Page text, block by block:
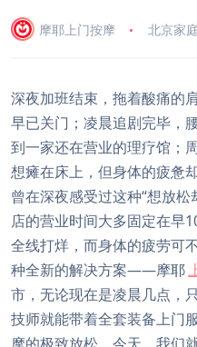
摩耶上门按摩 北京家
深夜加班结束，拖着酸痛的
早已关门；凌晨追剧完毕，
到一家还在营业的理疗馆；
想瘫在床上，但身体的疲惫
曾在深夜感受过这种“想放
店的营业时间大多固定在早
全线打烊，而身体的疲劳可
种全新的解决方案——摩耶
市，无论现在是凌晨几点，
技师就能带着全套装备上门